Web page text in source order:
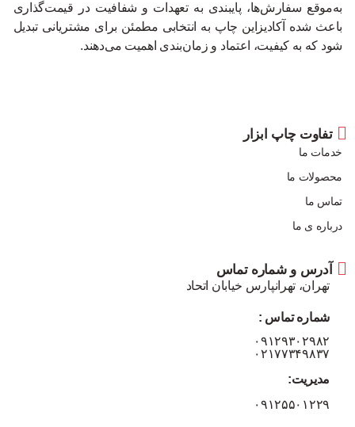
به‌موقع سفارش‌ها، پایبندی به تعهدات و شفافیت در قیمت‌گذاری
باعث شده آکادیزاین چاپ به انتخابی مطمئن برای مشتریانی تبدیل
شود که به کیفیت، اعتماد و زمان‌بندی اهمیت می‌دهند.
تفاوت چاپ ابزار
خدمات ما
محصولات ما
تماس ما
درباره ی ما
آدرس و شماره تماس
تهران، تهرانپارس خیابان اتحاد
شماره تماس :
۰۹۱۲۹۳۰۲۹۸۲
۰۲۱۷۷۳۴۹۸۳۷
مدیریت:
۰۹۱۲۵۵۰۱۲۲۹